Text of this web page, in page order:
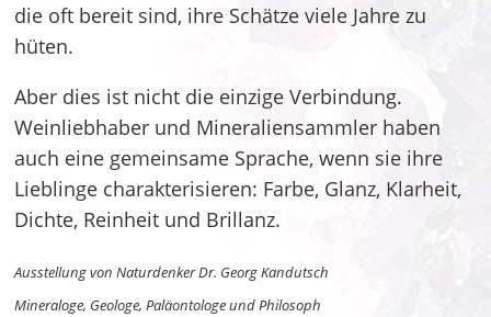
die oft bereit sind, ihre Schätze viele Jahre zu
hüten.
Aber dies ist nicht die einzige Verbindung.
Weinliebhaber und Mineraliensammler haben
auch eine gemeinsame Sprache, wenn sie ihre
Lieblinge charakterisieren: Farbe, Glanz, Klarheit,
Dichte, Reinheit und Brillanz.
Ausstellung von Naturdenker Dr. Georg Kandutsch
Mineraloge, Geologe, Paläontologe und Philosoph